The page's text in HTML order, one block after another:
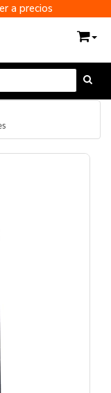
a precios